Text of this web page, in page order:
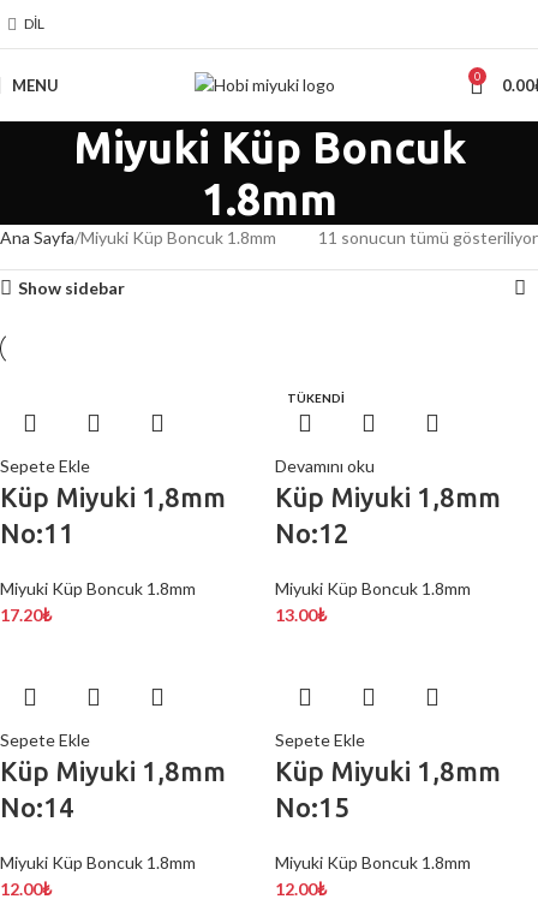
DIL
MENU 0 0.00
Miyuki Küp Boncuk
1.8mm
Ana Sayfa Miyuki Küp Boncuk 1.8mm 11 sonucun tümü gösteriliyor
Show sidebar
Sepete Ekle
Küp Miyuki 1,8mm
No:11
Miyuki Küp Boncuk 1.8mm
17.20₺
TÜKENDİ
Devamını oku
Küp Miyuki 1,8mm
No:12
Miyuki Küp Boncuk 1.8mm
13.00₺
Sepete Ekle
Küp Miyuki 1,8mm
No:14
Miyuki Küp Boncuk 1.8mm
12.00₺
Sepete Ekle
Küp Miyuki 1,8mm
No:15
Miyuki Küp Boncuk 1.8mm
12.00₺